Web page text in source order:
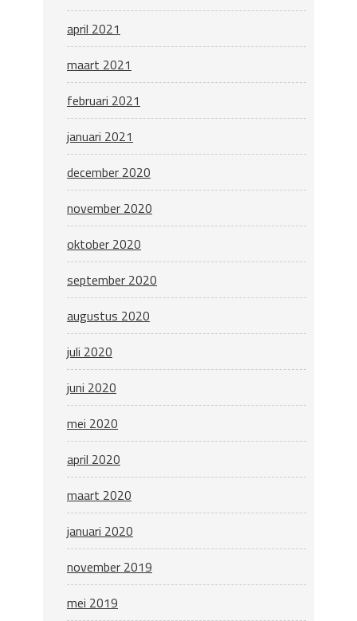
april 2021
maart 2021
februari 2021
januari 2021
december 2020
november 2020
oktober 2020
september 2020
augustus 2020
juli 2020
juni 2020
mei 2020
april 2020
maart 2020
januari 2020
november 2019
mei 2019